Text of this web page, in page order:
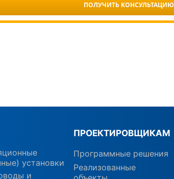
ПОЛУЧИТЬ КОНСУЛЬТАЦИЮ
установки
и
ПРОЕКТИРОВЩИКАМ
Программные решения
Реализованные